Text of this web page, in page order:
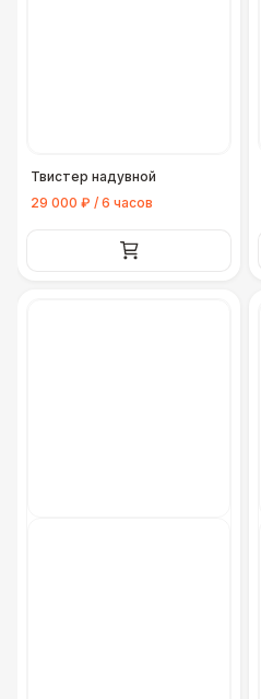
Твистер надувной
29 000 ₽ / 6 часов